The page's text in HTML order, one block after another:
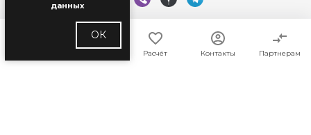
Расчёт Контакты Партнерам
данных
ОК